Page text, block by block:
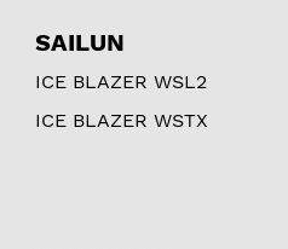
SAILUN
ICE BLAZER WSL2
ICE BLAZER WSTX